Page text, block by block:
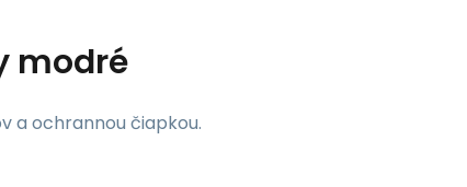
modré
a ochrannou čiapkou.